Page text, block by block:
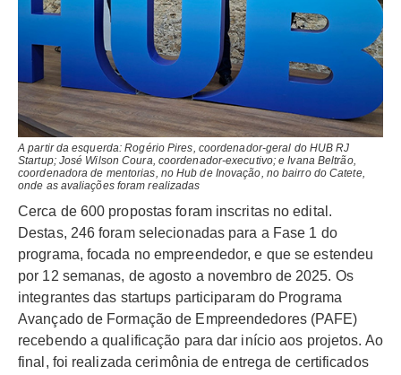
A partir da esquerda: Rogério Pires, coordenador-geral do HUB RJ
Startup; José Wilson Coura, coordenador-executivo; e Ivana Beltrão,
coordenadora de mentorias, no Hub de Inovação, no bairro do Catete,
onde as avaliações foram realizadas
Cerca de 600 propostas foram inscritas no edital.
Destas, 246 foram selecionadas para a Fase 1 do
programa, focada no empreendedor, e que se estendeu
por 12 semanas, de agosto a novembro de 2025. Os
integrantes das startups participaram do Programa
Avançado de Formação de Empreendedores (PAFE)
recebendo a qualificação para dar início aos projetos. Ao
final, foi realizada cerimônia de entrega de certificados